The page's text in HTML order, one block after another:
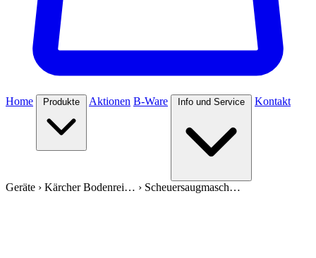
Home Produkte Aktionen B-Ware Info und Service Kontakt
Geräte › Kärcher Bodenrei… › Scheuersaugmasch…